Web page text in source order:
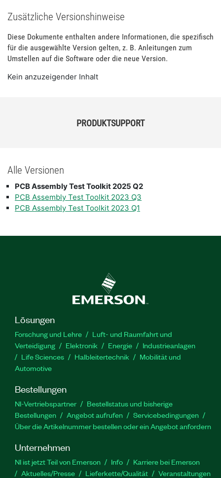
Zusätzliche Versionshinweise
Diese Dokumente enthalten andere Informationen, die spezifisch
für die ausgewählte Version gelten, z. B. Anleitungen zum
Umstellen auf die Software oder die neue Version.
Kein anzuzeigender Inhalt
PRODUKTSUPPORT
Alle Versionen
PCB Assembly Test Toolkit 2025 Q2
PCB Assembly Test Toolkit 2023 Q3
PCB Assembly Test Toolkit 2023 Q1
Lösungen
Forschung und Lehre
Luft- und Raumfahrt und
Verteidigung
Elektronik Energie
Industrieanlagen
Life Sciences
Halbleitertechnik
Mobilität und
Automotive
Bestellungen
NI-Vertriebspartner
Bestellstatus und bisherige
Bestellungen
Angebot aufrufen
Servicebedingungen
Über die Artikelnummer bestellen oder ein Angebot anfordern
Unternehmen
NI ist jetzt Teil von Emerson Info
Karriere bei Emerson
Aktuelles/Presse
Lieferkette/Qualität Veranstaltungen